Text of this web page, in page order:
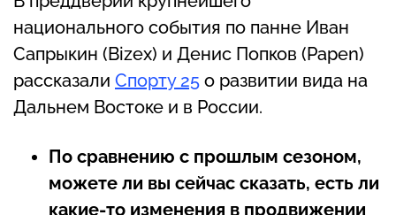
национального события по панне Иван
Сапрыкин (Bizex) и Денис Попков (Papen)
рассказали Спорту 25 о развитии вида на
Дальнем Востоке и в России.
По сравнению с прошлым сезоном,
можете ли вы сейчас сказать, есть ли
какие-то изменения в продвижении